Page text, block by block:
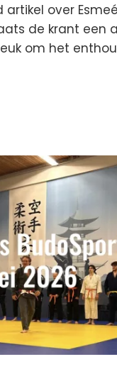
over
de krant een
om het